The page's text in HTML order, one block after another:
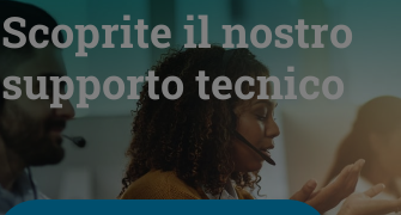
Scoprite il nostro
supporto tecnico